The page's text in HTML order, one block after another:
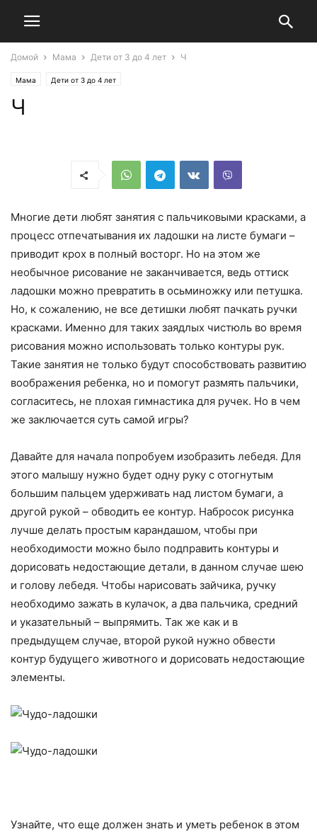
Домой Мама Дети от 3 до 4 лет Ч
Мама Дети от 3 до 4 лет
Ч
Многие дети любят занятия с пальчиковыми красками, а
процесс отпечатывания их ладошки на листе бумаги –
приводит крох в полный восторг. Но на этом же
необычное рисование не заканчивается, ведь оттиск
ладошки можно превратить в осьминожку или петушка.
Но, к сожалению, не все детишки любят пачкать ручки
красками. Именно для таких заядлых чистюль во время
рисования можно использовать только контуры рук.
Такие занятия не только будут способствовать развитию
воображения ребенка, но и помогут размять пальчики,
согласитесь, не плохая гимнастика для ручек. Но в чем
же заключается суть самой игры?
Давайте для начала попробуем изобразить лебедя. Для
этого малышу нужно будет одну руку с отогнутым
большим пальцем удерживать над листом бумаги, а
другой рукой – обводить ее контур. Набросок рисунка
лучше делать простым карандашом, чтобы при
необходимости можно было подправить контуры и
дорисовать недостающие детали, в данном случае шею
и голову лебедя. Чтобы нарисовать зайчика, ручку
необходимо зажать в кулачок, а два пальчика, средний
и указательный – выпрямить. Так же как и в
предыдущем случае, второй рукой нужно обвести
контур будущего животного и дорисовать недостающие
элементы.
Узнайте, что еще должен знать и уметь ребенок в этом